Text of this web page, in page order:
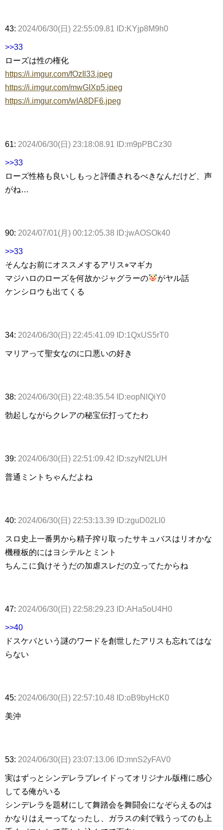
43: 2024/06/30(日) 22:55:09.81 ID:KYjp8M9h0
>>33
ローズは性の権化
https://i.imgur.com/fOzIl33.jpeg
https://i.imgur.com/mwGIXp5.jpeg
https://i.imgur.com/wIA8DF6.jpeg
61: 2024/06/30(日) 23:18:08.91 ID:m9pPBCz30
>>33
ローズ性格も良いしもっと評価されるべきなんだけど、声
がね…
90: 2024/07/01(月) 00:12:05.38 ID:jwAOSOk40
>>33
そんなお前にオススメするアリス⭐︎マギカ
マジハロのローズを何故かジャグラーの
がヤル話
ケンシロウも出てくる
34: 2024/06/30(日) 22:45:41.09 ID:1QxUS5rT0
マリアって聖女なのに口悪いの好き
38: 2024/06/30(日) 22:48:35.54 ID:eopNlQiY0
勃起しながらクレアの秘宝伝打ってたわ
39: 2024/06/30(日) 22:51:09.42 ID:szyNf2LUH
普通ミントちゃんだよね
40: 2024/06/30(日) 22:53:13.39 ID:zguD02Ll0
スロ史上一番男から精子搾り取ったサキュバスはリオかな
機種板的にはヨシテルとミント
ちんこに負けそうだの加虐スレだの立ってたからね
47: 2024/06/30(日) 22:58:29.23 ID:AHa5oU4H0
>>40
ドスケバという謎のワードを創世したアリスも忘れてはな
らない
45: 2024/06/30(日) 22:57:10.48 ID:oB9byHcK0
美沖
53: 2024/06/30(日) 23:07:13.06 ID:mnS2yFAV0
実はずっとシンデレラブレイドってオリジナル版権に感心
してる俺がいる
シンデレラを題材にして舞踏会を舞闘会になぞらえるのは
かなりはえーってなったし、ガラスの剣で戦うってのも上